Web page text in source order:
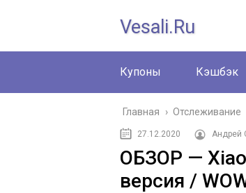
Vesali.ru
Купоны Кэшбэк
Главная › Отслеживание
27.12.2020 Андрей
ОБЗОР —
версия /